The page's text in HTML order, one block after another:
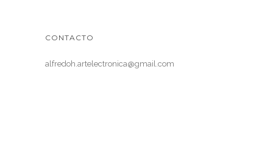
CONTACTO
alfredoh.artelectronica@gmail.com